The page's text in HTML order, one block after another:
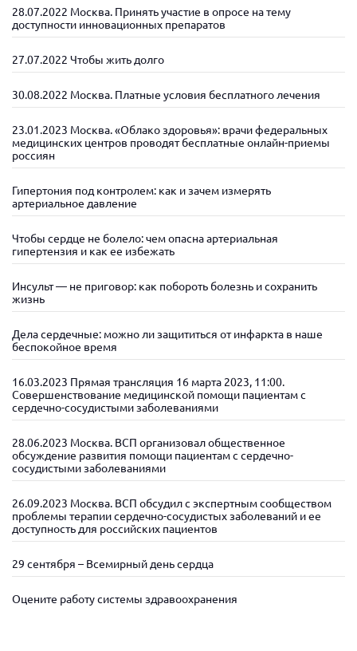
28.07.2022 Москва. Принять участие в опросе на тему
доступности инновационных препаратов
27.07.2022 Чтобы жить долго
30.08.2022 Москва. Платные условия бесплатного лечения
23.01.2023 Москва. «Облако здоровья»: врачи федеральных
медицинских центров проводят бесплатные онлайн-приемы
россиян
Гипертония под контролем: как и зачем измерять
артериальное давление
Чтобы сердце не болело: чем опасна артериальная
гипертензия и как ее избежать
Инсульт — не приговор: как побороть болезнь и сохранить
жизнь
Дела сердечные: можно ли защититься от инфаркта в наше
беспокойное время
16.03.2023 Прямая трансляция 16 марта 2023, 11:00.
Совершенствование медицинской помощи пациентам с
сердечно-сосудистыми заболеваниями
28.06.2023 Москва. ВСП организовал общественное
обсуждение развития помощи пациентам с сердечно-
сосудистыми заболеваниями
26.09.2023 Москва. ВСП обсудил с экспертным сообществом
проблемы терапии сердечно-сосудистых заболеваний и ее
доступность для российских пациентов
29 сентября – Всемирный день сердца
Оцените работу системы здравоохранения